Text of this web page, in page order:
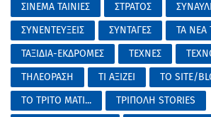
ΣΙΝΕΜΑ ΤΑΙΝΙΕΣ
ΣΤΡΑΤΟΣ
ΣΥΝΕΝΤΕΥΞΕΙΣ
ΣΥΝΤΑΓΕΣ
ΤΑ ΝΕΑ
ΤΑΞΙΔΙΑ-ΕΚΔΡΟΜΕΣ
ΤΕΧΝΕΣ
ΤΗΛΕΟΡΑΣΗ
ΤΙ ΑΞΙΖΕΙ
ΤΟ SITE/
ΤΟ ΤΡΙΤΟ ΜΑΤΙ...
ΤΡΙΠΟΛΗ STORIES